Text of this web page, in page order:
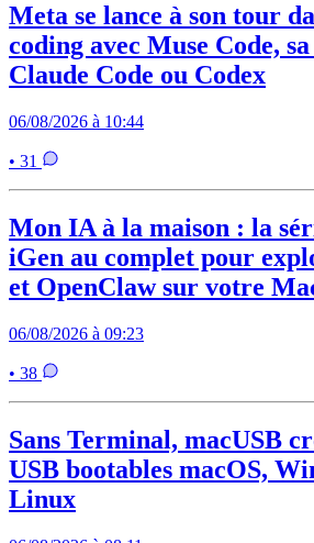
Meta se lance à son tour
coding avec Muse Code,
Claude Code ou Codex
06/08/2026 à 10:44
• 31
Mon IA à la maison : la
iGen au complet pour
et OpenClaw sur votre
06/08/2026 à 09:23
• 38
Sans Terminal, macUSB
USB bootables macOS,
Linux